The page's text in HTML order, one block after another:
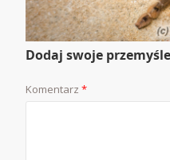
Dodaj swoje
Komentarz*